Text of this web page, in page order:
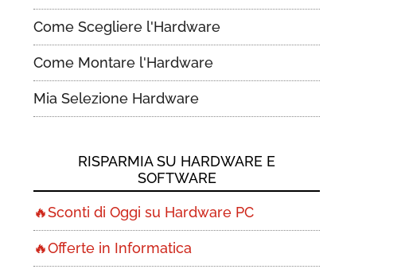
Come Scegliere l'Hardware
Come Montare l'Hardware
Mia Selezione Hardware
RISPARMIA SU HARDWARE E
SOFTWARE
🔥Sconti di Oggi su Hardware PC
🔥Offerte in Informatica